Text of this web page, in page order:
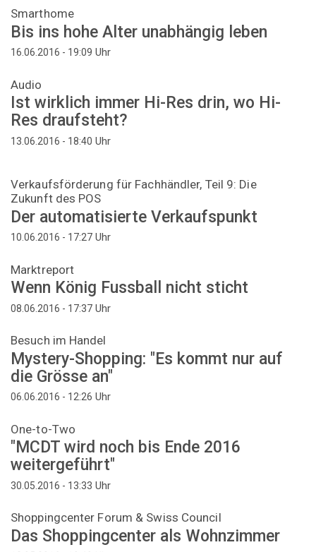
Smarthome
Bis ins hohe Alter unabhängig leben
16.06.2016 - 19:09 Uhr
Audio
Ist wirklich immer Hi-Res drin, wo Hi-
Res draufsteht?
13.06.2016 - 18:40 Uhr
Verkaufsförderung für Fachhändler, Teil 9: Die
Zukunft des POS
Der automatisierte Verkaufspunkt
10.06.2016 - 17:27 Uhr
Marktreport
Wenn König Fussball nicht sticht
08.06.2016 - 17:37 Uhr
Besuch im Handel
Mystery-Shopping: "Es kommt nur auf
die Grösse an"
06.06.2016 - 12:26 Uhr
One-to-Two
"MCDT wird noch bis Ende 2016
weitergeführt"
30.05.2016 - 13:33 Uhr
Shoppingcenter Forum & Swiss Council
Das Shoppingcenter als Wohnzimmer